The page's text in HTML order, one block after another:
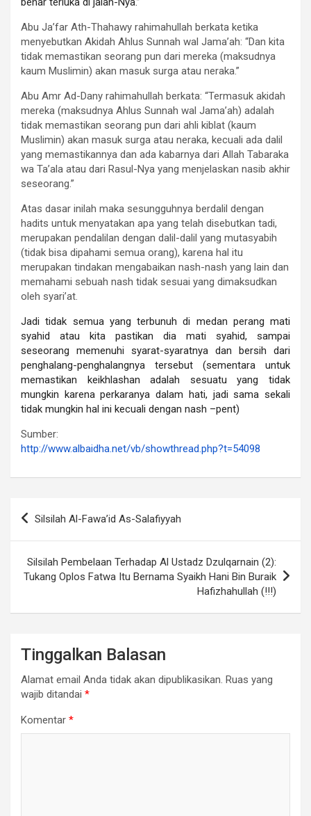
Abu Ja’far Ath-Thahawy rahimahullah berkata ketika
menyebutkan Akidah Ahlus Sunnah wal Jama’ah: “Dan kita
tidak memastikan seorang pun dari mereka (maksudnya
kaum Muslimin) akan masuk surga atau neraka.”
Abu Amr Ad-Dany rahimahullah berkata: “Termasuk akidah
mereka (maksudnya Ahlus Sunnah wal Jama’ah) adalah
tidak memastikan seorang pun dari ahli kiblat (kaum
Muslimin) akan masuk surga atau neraka, kecuali ada dalil
yang memastikannya dan ada kabarnya dari Allah Tabaraka
wa Ta’ala atau dari Rasul-Nya yang menjelaskan nasib akhir
seseorang.”
Atas dasar inilah maka sesungguhnya berdalil dengan
hadits untuk menyatakan apa yang telah disebutkan tadi,
merupakan pendalilan dengan dalil-dalil yang mutasyabih
(tidak bisa dipahami semua orang), karena hal itu
merupakan tindakan mengabaikan nash-nash yang lain dan
memahami sebuah nash tidak sesuai yang dimaksudkan
oleh syari’at.
Jadi tidak semua yang terbunuh di medan perang mati
syahid atau kita pastikan dia mati syahid, sampai
seseorang memenuhi syarat-syaratnya dan bersih dari
penghalang-penghalangnya tersebut (sementara untuk
memastikan keikhlashan adalah sesuatu yang tidak
mungkin karena perkaranya dalam hati, jadi sama sekali
tidak mungkin hal ini kecuali dengan nash –pent)
Sumber:
http://www.albaidha.net/vb/showthread.php?t=54098
Navigasi
Silsilah Al-Fawa’id As-Salafiyyah
Silsilah Pembelaan Terhadap Al Ustadz Dzulqarnain (2):
Tukang Oplos Fatwa Itu Bernama Syaikh Hani Bin Buraik
Hafizhahullah (!!!)
Tinggalkan Balasan
Alamat email Anda tidak akan dipublikasikan. Ruas yang
wajib ditandai *
Komentar *